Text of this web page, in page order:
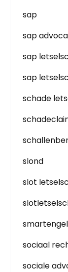
sap
sap
sap
sap
schade
slond
slot
sociaal
sociale